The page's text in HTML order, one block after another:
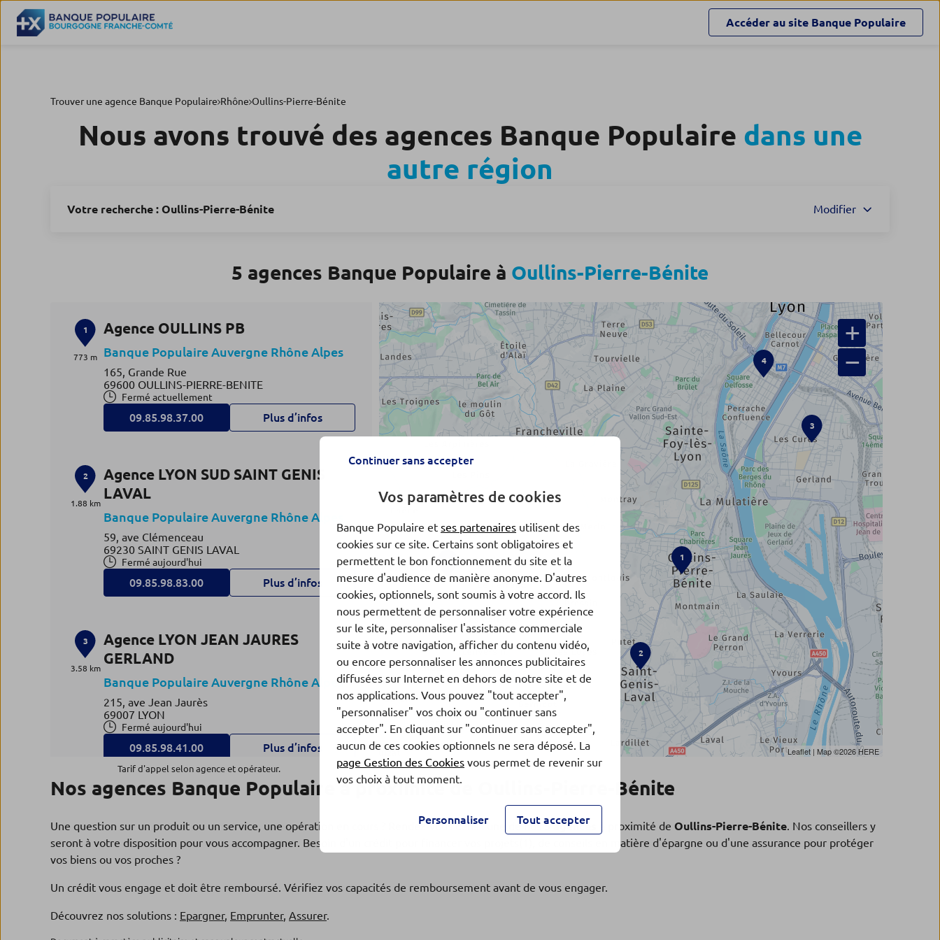
Accéder au site Banque Populaire
Trouver une agence Banque Populaire Rhône Oullins-Pierre-Bénite
Nous avons trouvé des agences Banque Populaire dans une
autre région
Votre recherche : Oullins-Pierre-Bénite Modifier
5 agences Banque Populaire à Oullins-Pierre-Bénite
1
773 m
Agence OULLINS PB
Banque Populaire Auvergne Rhône Alpes
165, Grande Rue
69600 OULLINS-PIERRE-BENITE
Fermé actuellement
09.85.98.37.00 Plus d’infos
2
1.88 km
Agence LYON SUD SAINT GENIS
LAVAL
Banque Populaire Auvergne Rhône Alpes
59, ave Clémenceau
69230 SAINT GENIS LAVAL
Fermé aujourd'hui
09.85.98.83.00 Plus d’infos
3
3.58 km
Agence LYON JEAN JAURES
GERLAND
Banque Populaire Auvergne Rhône Alpes
215, ave Jean Jaurès
69007 LYON
Fermé aujourd'hui
09.85.98.41.00 Plus d’infos
4.37 km
Agence LYON BELLECOUR
CONFLUENCE
Banque Populaire Auvergne Rhône Alpes
17-19, cours Charlemagne
Fermé actuellement
09.85.98.66.00 Plus d’infos
5
4
3
2
1
+
−
Leaflet | Map ©2026HERE
Tarif d'appel selon agence et opérateur.
Nos agences Banque Populaire à proximité de Oullins-Pierre-Bénite
Une question sur un produit ou un service, une opération en cours ? Rendez-vous dans l'une de nos5 agences à proximité de Oullins-Pierre-Bénite. Nos conseillers y
seront à votre disposition pour vous accompagner. Besoin d'un crédit pour financer vos projets(1), de conseils en matière d'épargne ou d'une assurance pour protéger
vos biens ou vos proches ?
Un crédit vous engage et doit être remboursé. Vérifiez vos capacités de remboursement avant de vous engager.
Découvrez nos solutions : Epargner, Emprunter, Assurer.
Continuer sans accepter
Vos paramètres de cookies
Banque Populaire et ses partenaires utilisent des
cookies sur ce site. Certains sont obligatoires et
permettent le bon fonctionnement du site et la
mesure d'audience de manière anonyme. D'autres
cookies, optionnels, sont soumis à votre accord. Ils
nous permettent de personnaliser votre expérience
sur le site, personnaliser l'assistance commerciale
suite à votre navigation, afficher du contenu vidéo,
ou encore personnaliser les annonces publicitaires
diffusées sur Internet en dehors de notre site et de
nos applications. Vous pouvez "tout accepter",
"personnaliser" vos choix ou "continuer sans
accepter". En cliquant sur "continuer sans accepter",
aucun de ces cookies optionnels ne sera déposé. La
page Gestion des Cookies vous permet de revenir sur
vos choix à tout moment.
Personnaliser Tout accepter